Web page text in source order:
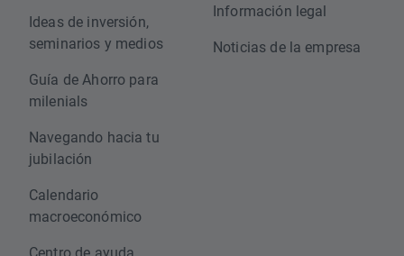
Ideas de inversión,
seminarios y medios
Guía de Ahorro para
milenials
Navegando hacia tu
jubilación
Calendario
macroeconómico
Información legal
Noticias de la empresa